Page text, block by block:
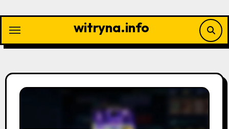
content
witryna.info